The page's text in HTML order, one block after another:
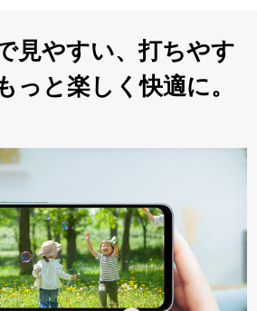
見やすい、打ちやす
っと楽しく快適に。